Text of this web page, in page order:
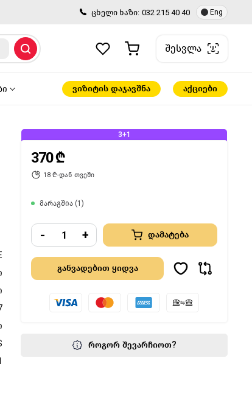
ცხელი ხაზი: 032 215 40 40 Eng
შესვლა
ვიზიტის დაჯავშნა აქციები
370 ₾
18 ₾-დან თვეში
მარაგშია (1)
- + დამატება
3+1
როგორ შევარჩიოთ?